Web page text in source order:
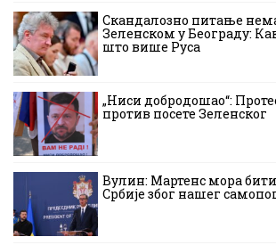
Скандалозно питање
Зеленском у Београду:
што више Руса
„Ниси добродошао“:
против посете Зеленског
Вулин: Мартенс мора
Србије због нашег